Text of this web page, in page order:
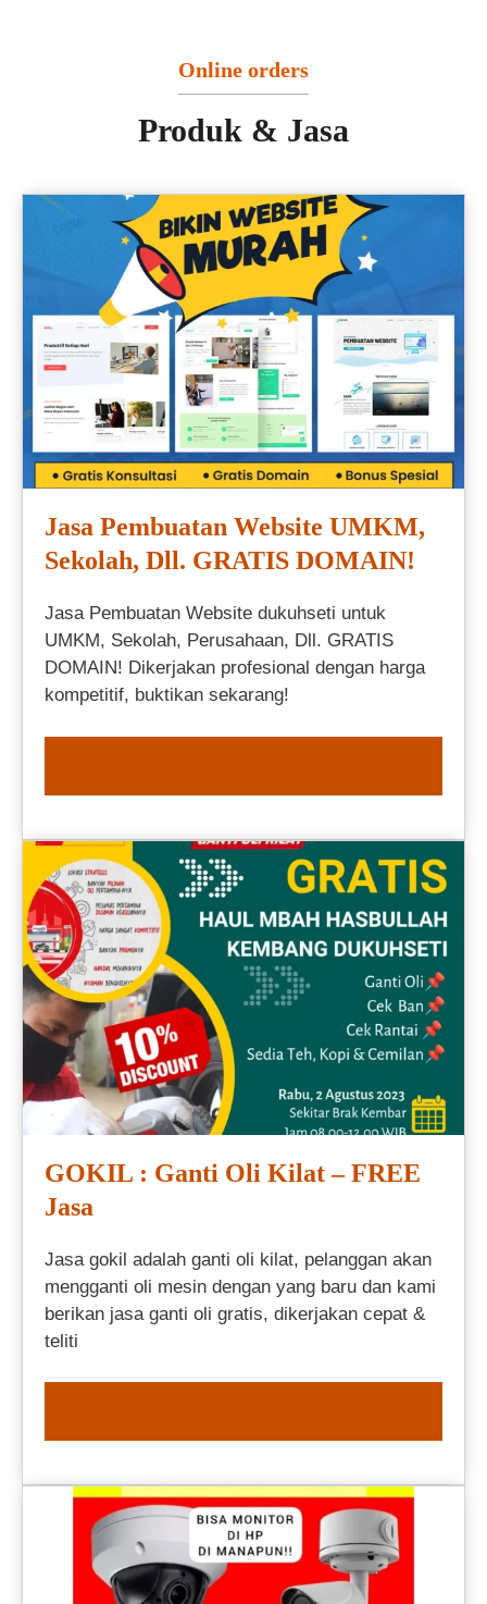
Online orders
Produk & Jasa
Jasa Pembuatan Website UMKM,
Sekolah, Dll. GRATIS DOMAIN!
Jasa Pembuatan Website dukuhseti untuk
UMKM, Sekolah, Perusahaan, Dll. GRATIS
DOMAIN! Dikerjakan profesional dengan harga
kompetitif, buktikan sekarang!
GOKIL : Ganti Oli Kilat – FREE
Jasa
Jasa gokil adalah ganti oli kilat, pelanggan akan
mengganti oli mesin dengan yang baru dan kami
berikan jasa ganti oli gratis, dikerjakan cepat &
teliti